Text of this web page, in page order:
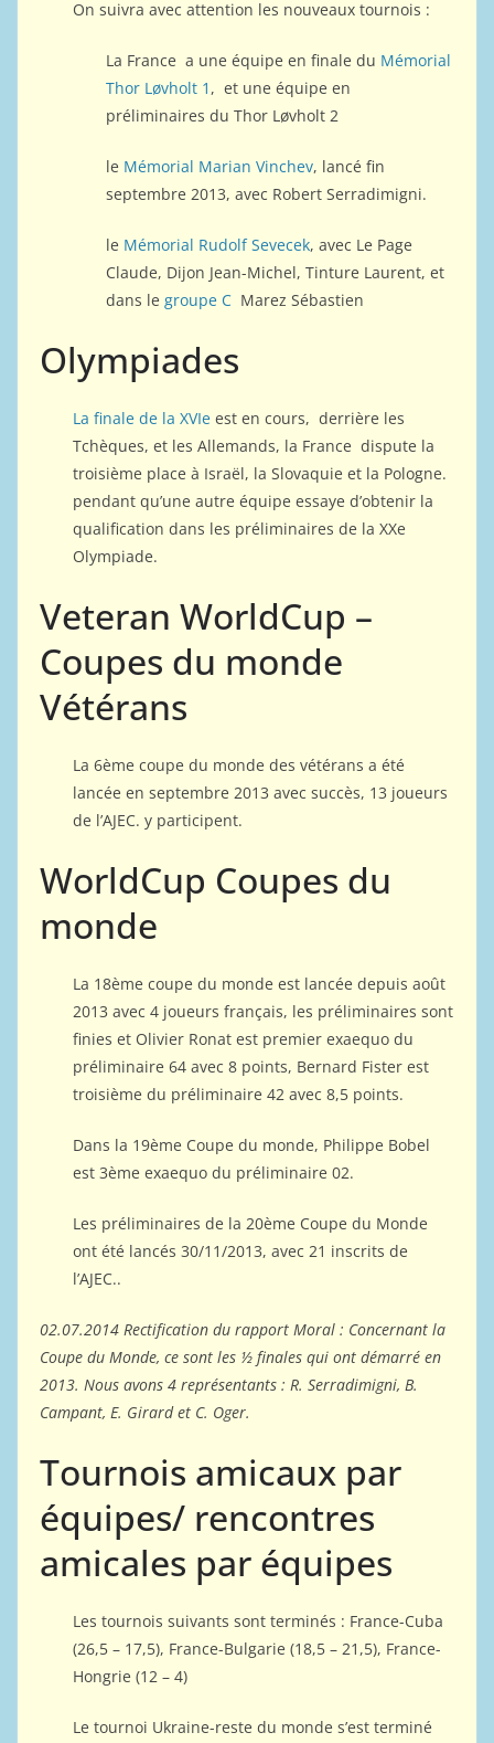
On suivra avec attention les nouveaux tournois :
La France a une équipe en finale du Mémorial
Thor Løvholt 1 , et une équipe en
préliminaires du Thor Løvholt 2
le Mémorial Marian Vinchev, lancé fin
septembre 2013, avec Robert Serradimigni.
le Mémorial Rudolf Sevecek, avec Le Page
Claude, Dijon Jean-Michel, Tinture Laurent, et
dans legroupe C Marez Sébastien
Olympiades
La finale de la XVIeest en cours, derrière les
Tchèques, et les Allemands, la France dispute la
troisième place à Israël, la Slovaquie et la Pologne.
pendant qu’une autre équipe essaye d’obtenir la
qualification dans les préliminaires de la XXe
Olympiade.
Veteran WorldCup –
Coupes du monde
Vétérans
La 6ème coupe du monde des vétérans a été
lancée en septembre 2013 avec succès, 13 joueurs
de l’AJEC. y participent.
WorldCup Coupes du
monde
La 18ème coupe du monde est lancée depuis août
2013 avec 4 joueurs français, les préliminaires sont
finies et Olivier Ronat est premier exaequo du
préliminaire 64 avec 8 points, Bernard Fister est
troisième du préliminaire 42 avec 8,5 points.
Dans la 19ème Coupe du monde, Philippe Bobel
est 3ème exaequo du préliminaire 02.
Les préliminaires de la 20ème Coupe du Monde
ont été lancés 30/11/2013, avec 21 inscrits de
l’AJEC..
02.07.2014 Rectification du rapport Moral : Concernant la
Coupe du Monde, ce sont les ½ finales qui ont démarré en
2013. Nous avons 4 représentants : R. Serradimigni, B.
Campant, E. Girard et C. Oger.
Tournois amicaux par
équipes/ rencontres
amicales par équipes
Les tournois suivants sont terminés : France-Cuba
(26,5 – 17,5), France-Bulgarie (18,5 – 21,5), France-
Hongrie (12 – 4)
Le tournoi Ukraine-reste du monde s’est terminé